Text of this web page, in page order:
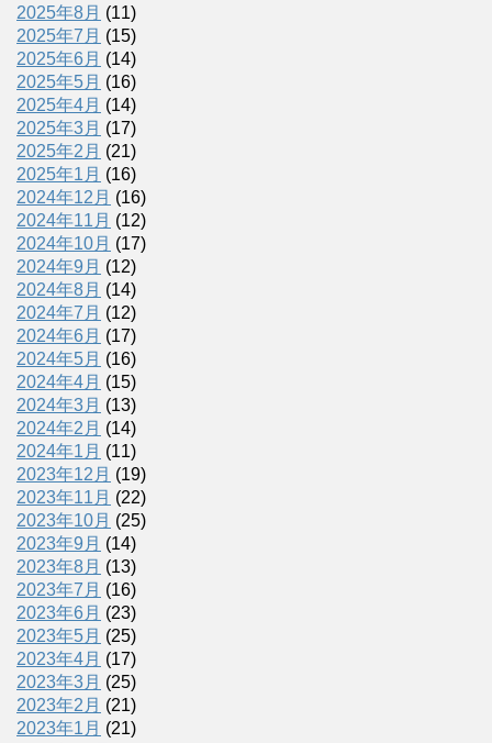
2025年8月 (11)
2025年7月 (15)
2025年6月 (14)
2025年5月 (16)
2025年4月 (14)
2025年3月 (17)
2025年2月 (21)
2025年1月 (16)
2024年12月 (16)
2024年11月 (12)
2024年10月 (17)
2024年9月 (12)
2024年8月 (14)
2024年7月 (12)
2024年6月 (17)
2024年5月 (16)
2024年4月 (15)
2024年3月 (13)
2024年2月 (14)
2024年1月 (11)
2023年12月 (19)
2023年11月 (22)
2023年10月 (25)
2023年9月 (14)
2023年8月 (13)
2023年7月 (16)
2023年6月 (23)
2023年5月 (25)
2023年4月 (17)
2023年3月 (25)
2023年2月 (21)
2023年1月 (21)